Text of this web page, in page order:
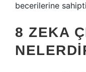
becerilerine
8 ZEKA